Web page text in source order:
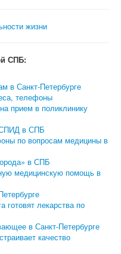
СПБ:
в Санкт-Петербурге
телефоны
прием в поликлинику
СПИД в СПБ
по вопросам медицины в
в СПБ
медицинскую помощь в
готовят лекарства по
в Санкт-Петербурге
качество